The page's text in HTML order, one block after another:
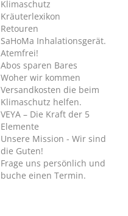
Klimaschutz
Kräuterlexikon
Retouren
SaHoMa Inhalationsgerät.
Atemfrei!
Abos sparen Bares
Woher wir kommen
Versandkosten die beim
Klimaschutz helfen.
VEYA – Die Kraft der 5
Elemente
Unsere Mission - Wir sind
die Guten!
Frage uns persönlich und
buche einen Termin.